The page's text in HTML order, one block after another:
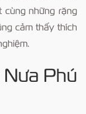
những rặng
cảm thấy thích
Phú